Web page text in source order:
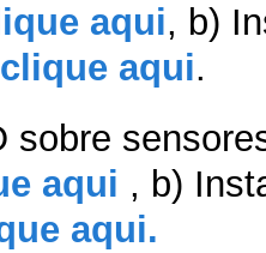
aqui, b)
clique aqui.
sobre
aqui , b)
aqui.